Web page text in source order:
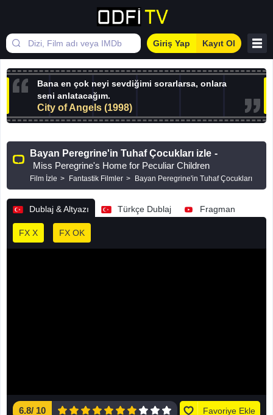
Giriş Yap Kayıt Ol
Bana en çok neyi sevdiğimi sorarlarsa, onlara
seni anlatacağım.
City of Angels (1998)
Bayan Peregrine'in Tuhaf Çocukları izle -
Miss Peregrine's Home for Peculiar Children
Film İzle Fantastik Filmler Bayan Peregrine'in Tuhaf Çocukları
Dublaj & Altyazı Türkçe Dublaj Fragman
FX X FX OK
6.8/ 10 Favoriye Ekle